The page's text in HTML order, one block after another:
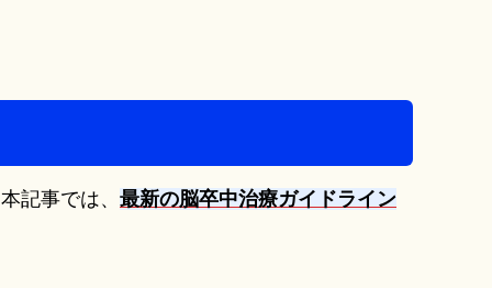
記事では、 最新の脳卒中治療ガイドライン